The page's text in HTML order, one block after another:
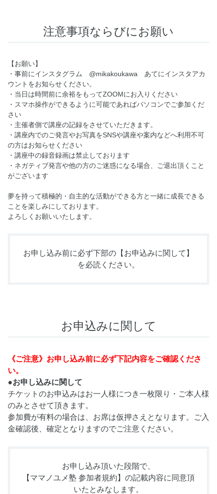
注意事項ならびにお願い
【お願い】
・事前にインスタグラム @mikakoukawa あてにインスタアカ
ウントをお知らせください。
・当日は時間前に余裕をもってZOOMにお入りください
・スマホ操作ができるように可能であればパソコンでご参加くだ
さい
・主催者側で講座の記録をさせていただきます。
・講座内でのご発言やお写真をSNSや講座や案内などへ利用不可
の方はお知らせください
・講座中の録音録画は禁止しております
・ネガティブ発言や他の方のご迷惑になる場合、ご退出頂くこと
がございます
夢を持って積極的・自主的な活動ができる方と一緒に成長できる
ことを楽しみにしております。
よろしくお願いいたします。
お申し込み前に必ず下部の 【お申込みに関して】
を必読ください。
お申込みに関して
《ご注意》お申し込み前に必ず下記内容をご確認くださ
い。
●お申し込みに関して
チケットのお申込みはお一人様につき一枚限り・ご本人様
のみとさせて頂きます。
参加費が有料の場合は、お席は仮押さえとなります。ご入
金確認後、確定となりますのでご注意ください。
お申し込み頂いた段階で、
【ママノユメ塾 参加者規約】 の記載内容に同意頂
いたとみなします。